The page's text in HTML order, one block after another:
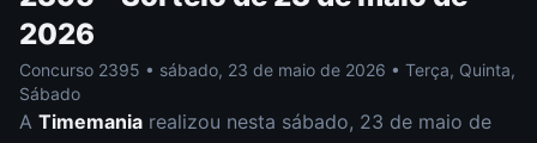
2026
Concurso 2395 • sábado, 23 de maio de 2026 • Terça, Quinta,
Sábado
A Timemania realizou nesta sábado, 23 de maio de